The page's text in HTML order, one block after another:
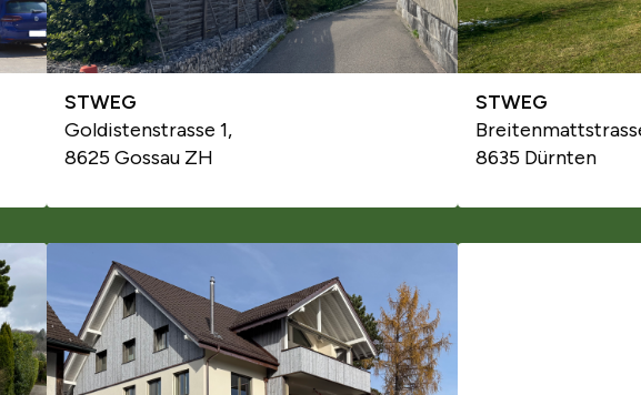
STWEG
Goldistenstrasse 1,
8625 Gossau ZH
STWEG
8635 Dürnten